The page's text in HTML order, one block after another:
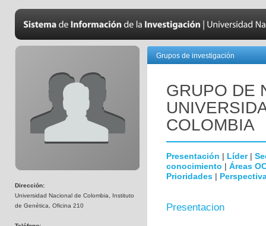
Dirección:
Universidad Nacional de Colombia, Instituto
de Genética, Oficina 210
Grupos de investigación
GRUPO DE
COLOMBIA
Presentación | Líder|
conocimiento | Áreas
Prioridades |
Presentacion